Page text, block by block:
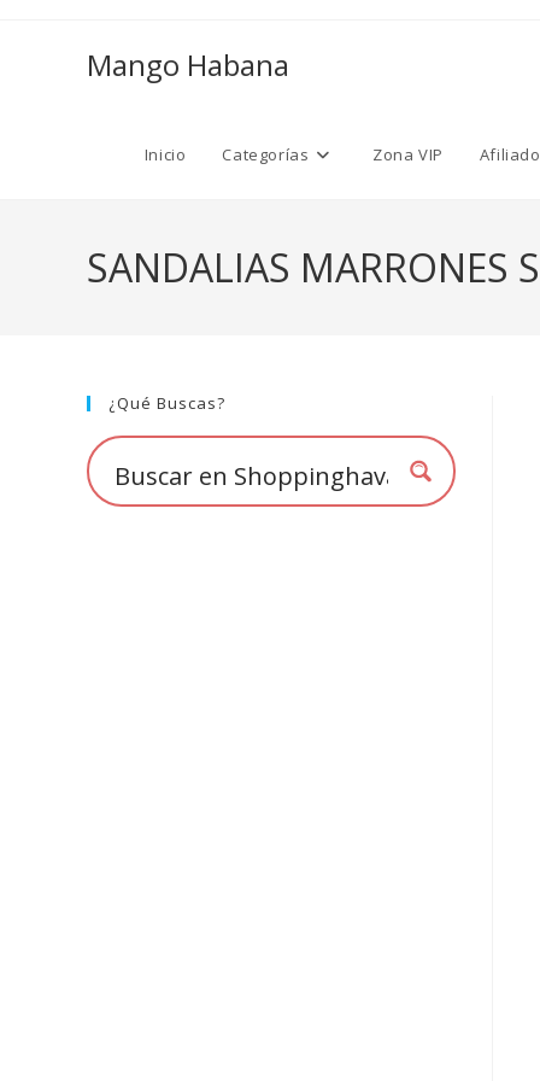
Mango Habana
Inicio Categorías Zona VIP
SANDALIAS MARRONES
¿Qué Buscas?